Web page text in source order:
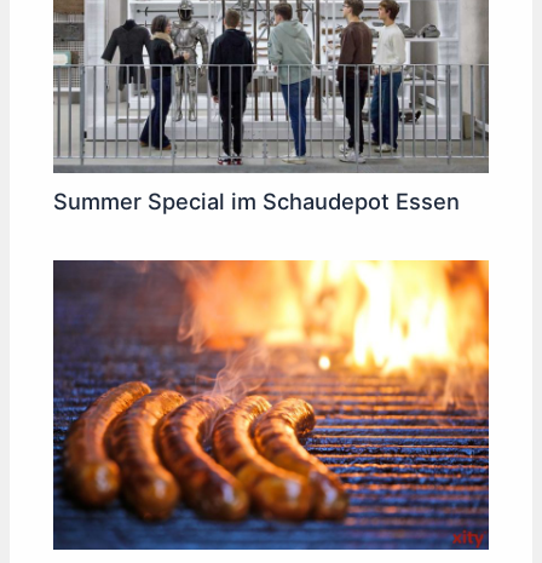
Summer Special im Schaudepot Essen